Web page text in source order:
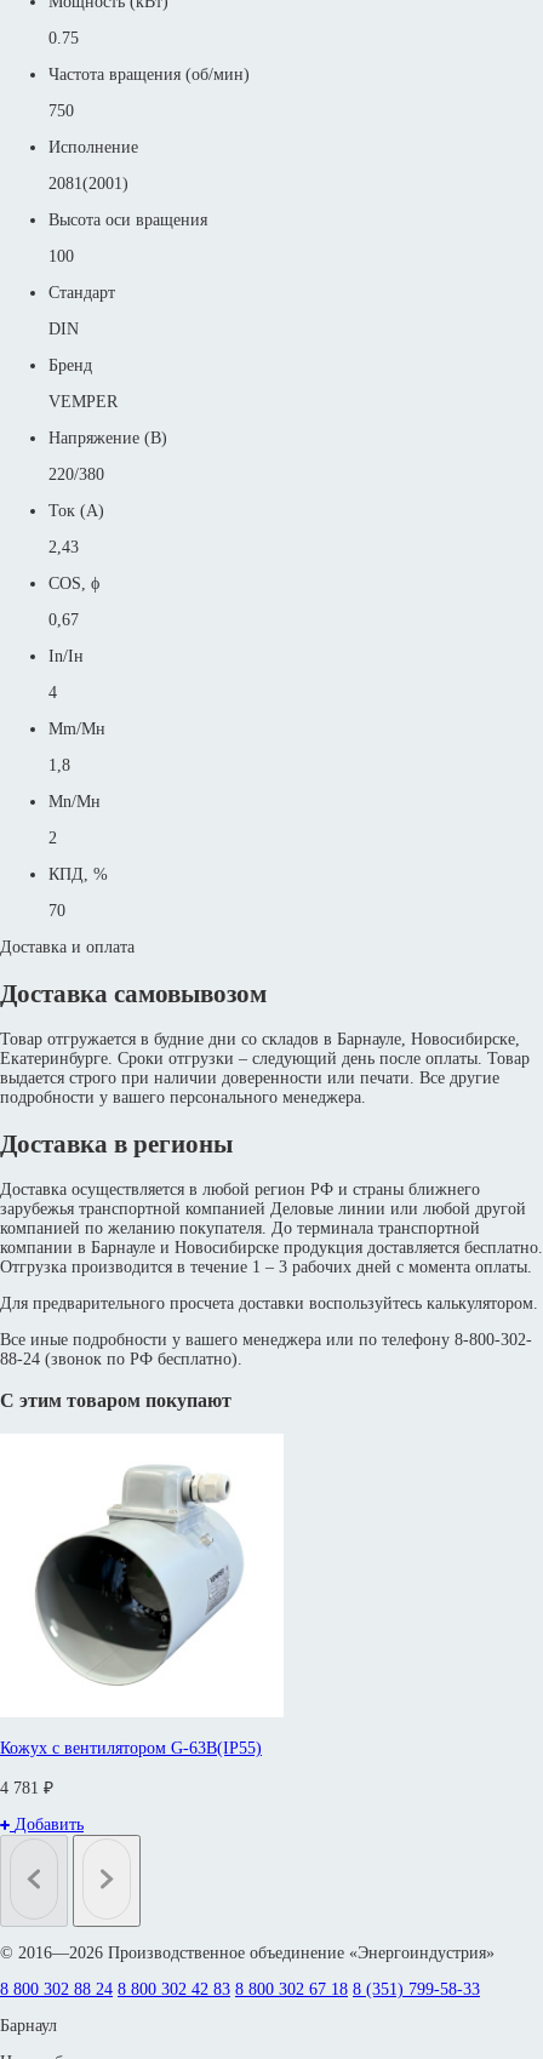
0.75
Частота вращения (об/мин)
750
Исполнение
2081(2001)
Высота оси вращения
100
Стандарт
DIN
Бренд
VEMPER
Напряжение (В)
220/380
Ток (А)
2,43
COS, ϕ
0,67
In/Iн
4
Mm/Mн
1,8
Mn/Mн
2
КПД, %
70
Доставка и оплата
Доставка самовывозом
Товар отгружается в будние дни со складов в Барнауле, Новосибирске,
Екатеринбурге. Сроки отгрузки – следующий день после оплаты. Товар
выдается строго при наличии доверенности или печати. Все другие
подробности у вашего персонального менеджера.
Доставка в регионы
Доставка осуществляется в любой регион РФ и страны ближнего
зарубежья транспортной компанией Деловые линии или любой другой
компанией по желанию покупателя. До терминала транспортной
компании в Барнауле и Новосибирске продукция доставляется бесплатно.
Отгрузка производится в течение 1 – 3 рабочих дней с момента оплаты.
Для предварительного просчета доставки воспользуйтесь калькулятором.
Все иные подробности у вашего менеджера или по телефону 8-800-302-
88-24 (звонок по РФ бесплатно).
С этим товаром покупают
Кожух с вентилятором G-63B(IP55)
4 781 ₽
Добавить
© 2016—2026 Производственное объединение «Энергоиндустрия»
8 800 302 88 24 8 800 302 42 83 8 800 302 67 18 8 (351) 799-58-33
Барнаул